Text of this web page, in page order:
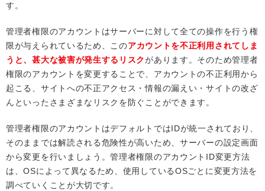
す。
管理者権限のアカウントはサーバーに対して全ての操作を行う権
限が与えられているため、このアカウントを不正利用されてしま
うと、甚大な被害が発生するリスクがあります。そのため管理者
権限のアカウントを変更することで、アカウントの不正利用から
起こる、サイトへの不正アクセス・情報の漏えい・サイトの改ざ
んといったさまざまなリスクを防ぐことができます。
管理者権限のアカウントはデフォルトではIDが統一されており、
そのままでは解読される危険性が高いため、サーバーの設定画面
から変更を行いましょう。管理者権限のアカウントID変更方法
は、OSによって異なるため、使用しているOSごとに変更方法を
調べていくことが大切です。